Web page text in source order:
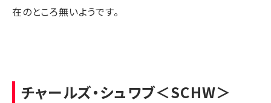
在のところ無いようです。
チャールズ・シュワブ＜SCHW＞